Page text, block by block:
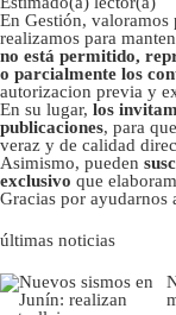
En Gestión,
realizamos para
no está permitido,
o parcialmente los
autorizacion previa y
En su lugar, los
publicaciones, para
veraz y de calidad
Asimismo, pueden
exclusivo que
Gracias por ayudarnos
últimas noticias